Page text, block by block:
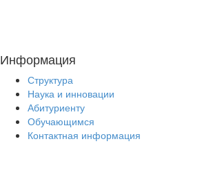
Информация
Структура
Наука и инновации
Абитуриенту
Обучающимся
Контактная информация